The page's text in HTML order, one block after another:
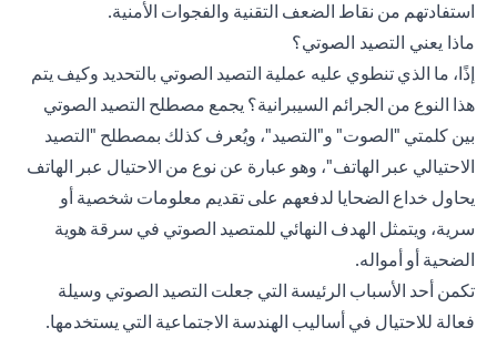
استفادتهم من نقاط الضعف التقنية والفجوات الأمنية.
ماذا يعني التصيد الصوتي؟
إذًا، ما الذي تنطوي عليه عملية التصيد الصوتي بالتحديد وكيف يتم
هذا النوع من الجرائم السيبرانية؟ يجمع مصطلح التصيد الصوتي
بين كلمتي "الصوت" و"التصيد"، ويُعرف كذلك بمصطلح "التصيد
الاحتيالي عبر الهاتف"، وهو عبارة عن نوع من الاحتيال عبر الهاتف
يحاول خداع الضحايا لدفعهم على تقديم معلومات شخصية أو
سرية، ويتمثل الهدف النهائي للمتصيد الصوتي في سرقة هوية
الضحية أو أمواله.
تكمن أحد الأسباب الرئيسة التي جعلت التصيد الصوتي وسيلة
فعالة للاحتيال في أساليب الهندسة الاجتماعية التي يستخدمها.